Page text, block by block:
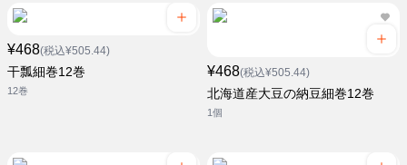
¥468(税込¥505.44)
干瓢細巻12巻
12巻
¥468(税込¥505.44)
北海道産大豆の納豆細巻12巻
1個